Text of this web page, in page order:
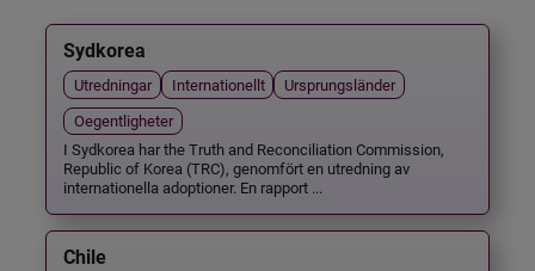
Sydkorea
Utredningar Internationellt
Ursprungsländer
Oegentligheter
I Sydkorea har the Truth and Reconciliation Commission,
Republic of Korea (TRC), genomfört en utredning av
internationella adoptioner. En rapport ...
Chile